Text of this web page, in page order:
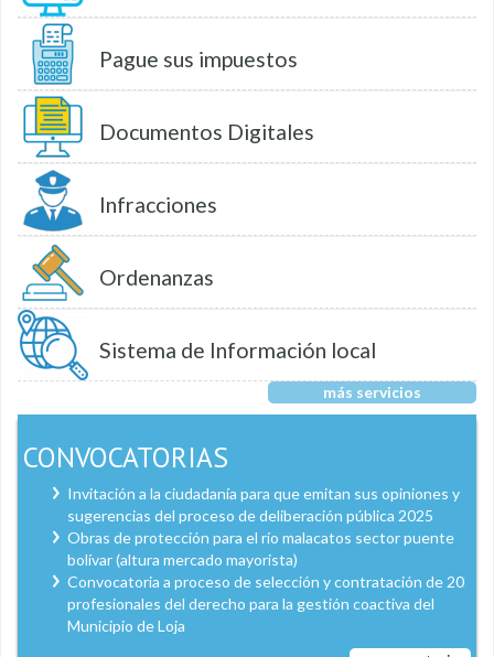
Pague sus impuestos
Documentos Digitales
Infracciones
Ordenanzas
Sistema de Información local
más servicios
CONVOCATORIAS
Invitación a la ciudadanía para que emitan sus opiniones y
sugerencias del proceso de deliberación pública 2025
Obras de protección para el río malacatos sector puente
bolívar (altura mercado mayorista)
Convocatoria a proceso de selección y contratación de 20
profesionales del derecho para la gestión coactiva del
Municipio de Loja